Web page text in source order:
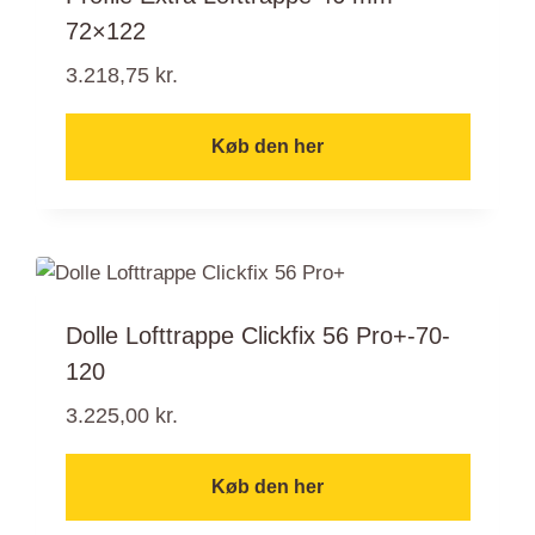
72×122
3.218,75 kr.
Køb den her
Dolle Lofttrappe Clickfix 56 Pro+-70-
120
3.225,00 kr.
Køb den her